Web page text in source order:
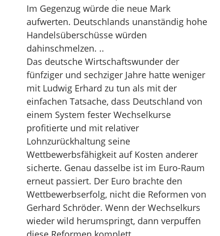
Im Gegenzug würde die neue Mark
aufwerten. Deutschlands unanständig hohe
Handelsüberschüsse würden
dahinschmelzen. ..
Das deutsche Wirtschaftswunder der
fünfziger und sechziger Jahre hatte weniger
mit Ludwig Erhard zu tun als mit der
einfachen Tatsache, dass Deutschland von
einem System fester Wechselkurse
profitierte und mit relativer
Lohnzurückhaltung seine
Wettbewerbsfähigkeit auf Kosten anderer
sicherte. Genau dasselbe ist im Euro-Raum
erneut passiert. Der Euro brachte den
Wettbewerbserfolg, nicht die Reformen von
Gerhard Schröder. Wenn der Wechselkurs
wieder wild herumspringt, dann verpuffen